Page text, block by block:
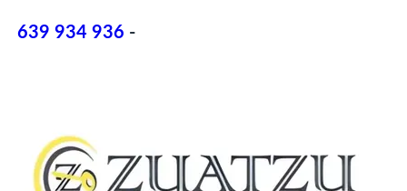
639 934 936 -